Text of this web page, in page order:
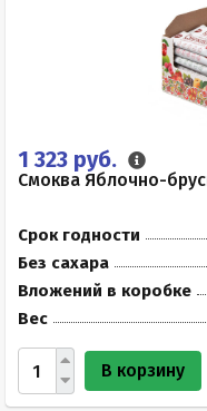
1 323 руб.
Смоква Яблочно-
Срок годности
Без сахара
Вложений в коробке
Вес
В корзину